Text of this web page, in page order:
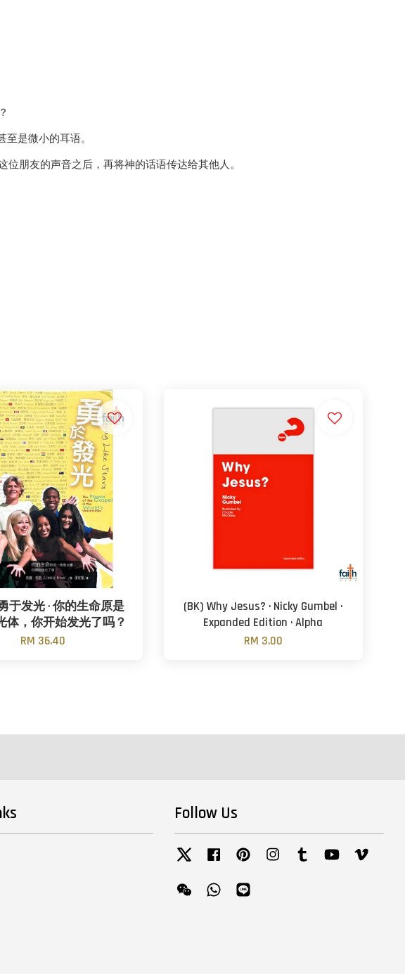
是微小的耳语。
朋友的声音之后，再将神的话语传达给其他人。
于发光 · 你的生命原是
体，你开始发光了吗？
RM 36.40
(BK) Why Jesus? · Nicky Gumbel ·
Expanded Edition · Alpha
RM 3.00
Follow Us
Twitter Facebook Pinterest InstagramTumblr YouTube
Wechat Whatsapp